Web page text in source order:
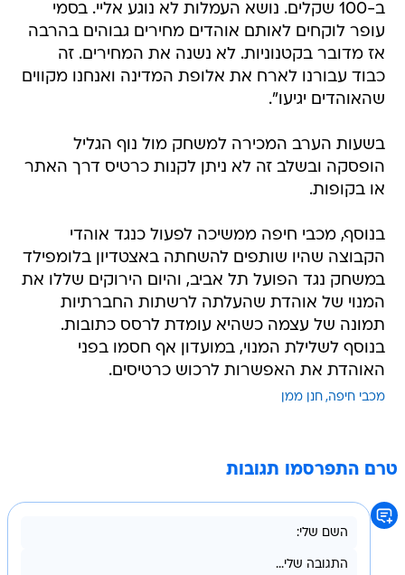
ב-100 שקלים. נושא העמלות לא נוגע אליי. בסמי
עופר לוקחים לאותם אוהדים מחירים גבוהים בהרבה
אז מדובר בקטנוניות. לא נשנה את המחירים. זה
כבוד עבורנו לארח את אלופת המדינה ואנחנו מקווים
שהאוהדים יגיעו".
בשעות הערב המכירה למשחק מול נוף הגליל
הופסקה ובשלב זה לא ניתן לקנות כרטיס דרך האתר
או בקופות.
בנוסף, מכבי חיפה ממשיכה לפעול כנגד אוהדי
הקבוצה שהיו שותפים להשחתה באצטדיון בלומפילד
במשחק נגד הפועל תל אביב, והיום הירוקים שללו את
המנוי של אוהדת שהעלתה לרשתות החברתיות
תמונה של עצמה כשהיא עומדת לרסס כתובות.
בנוסף לשלילת המנוי, במועדון אף חסמו בפני
האוהדת את האפשרות לרכוש כרטיסים.
מכבי חיפה חנן ממן
טרם התפרסמו תגובות